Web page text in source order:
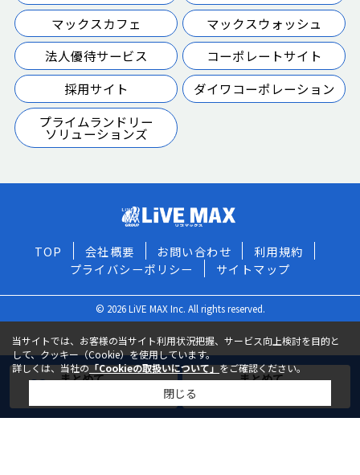
まとめて
まとめて
マックスカフェ
マックスウォッシュ
法人優待サービス
コーポレートサイト
採用サイト
ダイワコーポレーション
プライムランドリー
ソリューションズ
TOP 会社概要 お問い合わせ
利用規約
プライバシーポリシー
サイトマップ
© 2026 LiVE MAX Inc. All rights reserved.
当サイトでは、お客様の当サイト利用状況把握、サービス向上検討を目的と
して、クッキー（Cookie）を使用しています。
詳しくは、当社の「Cookieの取扱いについて」をご確認ください。
閉じる